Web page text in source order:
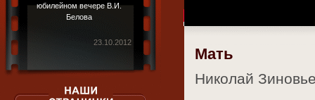
юбилейном вечере В.И.
Белова
23.10.2012
Мать
Николай